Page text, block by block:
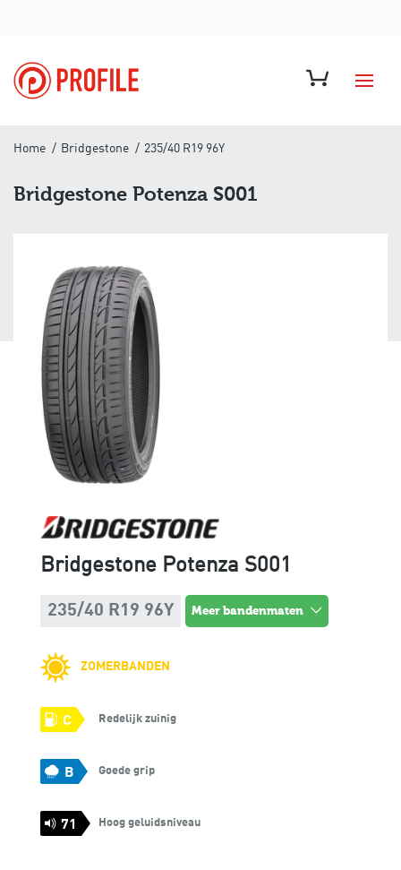
Home Bridgestone 235/40 R19 96Y
Bridgestone Potenza S001
Bridgestone Potenza S001
235/40 R19 96Y meer bandenmaten
ZOMERBANDEN
C Redelijk zuinig
B Goede grip
71 Hoog geluidsniveau